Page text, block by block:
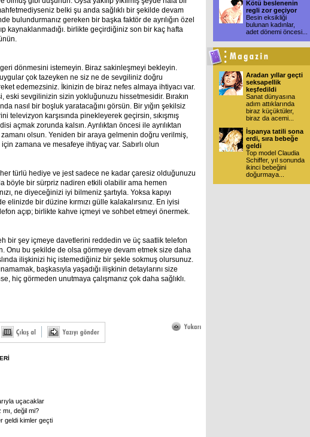
belki şu anda sağlıklı bir şekilde devam
bulundurmanız gereken bir başka faktör de ayrılığın özel
kaynaklanmadığı. birlikte geçirdiğiniz son bir kaç hafta
dönmesini istemeyin. Biraz sakinleşmeyi bekleyin.
çok tazeyken ne siz ne de sevgiliniz doğru
edemezsiniz. İkinizin de biraz nefes almaya ihtiyacı var.
eski sevgilinizin sizin yokluğunuzu hissetmesidir. Bırakın
nasıl bir boşluk yaratacağını görsün. Bir yığın şekilsiz
televizyon karşısında pinekleyerek geçirsin, sıkışmış
açmak zorunda kalsın. Ayrılıktan öncesi ile ayrılıktan
zamanı olsun. Yeniden bir araya gelmenin doğru verilmiş,
zamana ve mesafeye ihtiyaç var. Sabırlı olun
türlü hediye ve jest sadece ne kadar çaresiz olduğunuzu
böyle bir sürpriz nadiren etkili olabilir ama hemen
ne diyeceğinizi iyi bilmeniz şartıyla. Yoksa kapıyı
elinizde bir düzine kırmızı gülle kalakalırsınız. En iyisi
açıp; birlikte kahve içmeyi ve sohbet etmeyi önermek.
bir şey içmeye davetlerini reddedin ve üç saatlik telefon
Onu bu şekilde de olsa görmeye devam etmek size daha
ilişkinizi hiç istemediğiniz bir şekle sokmuş olursunuz.
başkasıyla yaşadığı ilişkinin detaylarını size
hiç görmeden unutmaya çalışmanız çok daha sağlıklı.
uçacaklar
değil mi?
geldi kimler geçti
Kötü beslenenin
regli zor geçiyor
Besin eksikliği
bulunan kadınlar,
adet dönemi öncesi
Aradan yıllar geçti
seksapellik
keşfedildi
Sanat dünyasına
adım attıklarında
biraz küçüktüler,
biraz da acemi...
İspanya tatili sona
erdi, sıra bebeğe
geldi
Top model Claudia
Schiffer, yıl sonunda
ikinci bebeğini
doğurmaya